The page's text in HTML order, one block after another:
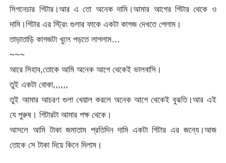
সিগনেচার গিটার।আর এ তো অনেক দামি।আমার আগের গিটার থেকে ও
দামি।গিটার এর স্ট্রিং গুলার ফাকে একটা কাগজ দেখতে পেলাম।
তাড়াতাড়ি কাগজটা খুলে পড়তে লাগলাম…
~~~
আরে সিহাব,তোকে আমি অনেক আগে থেকেই ভালবাসি।
তুই একটা বোকা,,,,,,
তুই আমার আচরণ গুলা খেয়াল করলে অনেক আগে থেকেই বুঝতি।আর এই
যে পুরুষ। গিটারটা আমার পক্ষ থেকে।
আসলে আমি টাকা জমাতাম প্রতিদিন দামি একটা গিটার এর জন্যে।আজ
তোকে সে টাকা দিয়ে কিনে দিলাম।